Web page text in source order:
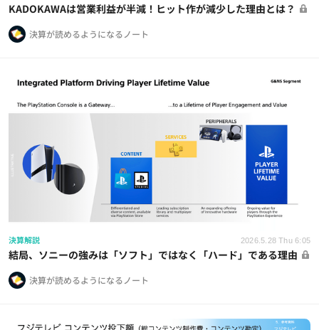
KADOKAWAは営業利益が半減！ヒット作が減少した理由とは？
決算が読めるようになるノート
決算解説 2026.5.28 Thu 6:05
結局、ソニーの強みは「ソフト」ではなく「ハード」である理由
決算が読めるようになるノート